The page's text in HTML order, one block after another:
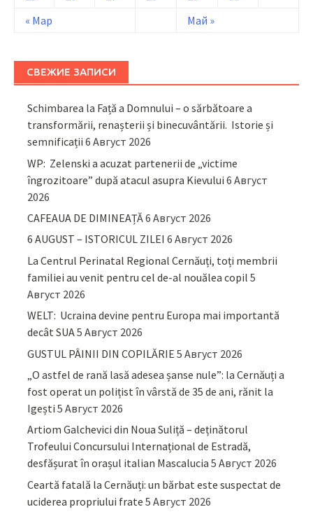
« Мар Май »
СВЕЖИЕ ЗАПИСИ
Schimbarea la Față a Domnului – o sărbătoare a
transformării, renașterii și binecuvântării. Istorie și
semnificații 6 Август 2026
WP: Zelenski a acuzat partenerii de „victime
îngrozitoare” după atacul asupra Kievului 6 Август
2026
CAFEAUA DE DIMINEAȚĂ6 Август 2026
6 AUGUST – ISTORICUL ZILEI 6 Август 2026
La Centrul Perinatal Regional Cernăuți, toți membrii
familiei au venit pentru cel de-al nouălea copil 5
Август 2026
WELT: Ucraina devine pentru Europa mai importantă
decât SUA5 Август 2026
GUSTUL PÂINII DIN COPILĂRIE 5 Август 2026
„O astfel de rană lasă adesea șanse nule”: la Cernăuți a
fost operat un polițist în vârstă de 35 de ani, rănit la
Igești 5 Август 2026
Artiom Galchevici din Noua Suliță – deținătorul
Trofeului Concursului Internațional de Estradă,
desfășurat în orașul italian Mascalucia 5 Август 2026
Ceartă fatală la Cernăuți: un bărbat este suspectat de
uciderea propriului frate 5 Август 2026